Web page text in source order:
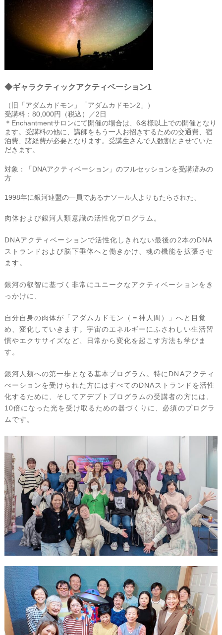
◆ギャラクティックアクティベーション1
（旧「アダムカドモン」「アダムカドモン2」）
受講料：80,000円（税込）／2日
＊Enchantmentサロンにて開催の場合は、6名様以上での開催となり
ます。受講料の他に、講師をもう一人お招きするための交通費、宿
泊費、諸経費が必要となります。受講生さんで人数割とさせていた
だきます。
対象：「DNAアクティベーション」のフルセッションを受講済みの
方
1998年に銀河連盟の一員であるナソール人よりもたらされた、
肉体および銀河人類意識の活性化プログラム。
DNAアクティベーションで活性化しきれない最後の2本のDNA
ストランドおよび脳下垂体へと働きかけ、魂の機能を拡張させ
ます。
銀河の叡智に基づく非常にユニークなアクティベーションをき
っかけに、
自分自身の肉体が「アダムカドモン（＝神人間）」へと目覚
め、変化していきます。宇宙のエネルギーにふさわしい生活習
慣やエクササイズなど、日常から変化を起こす方法も学びま
す。
銀河人類への第一歩となる基本プログラム。特にDNAアクティ
べーションを受けられた方にはすべてのDNAストランドを活性
化するために、そしてアデプトプログラムの受講者の方には、
10倍になった光を受け取るための器づくりに、必須のプログラ
ムです。